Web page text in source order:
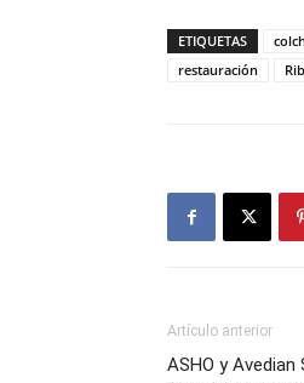
ETIQUETAS
restauración
Artículo anterior
ASHO y Avedian